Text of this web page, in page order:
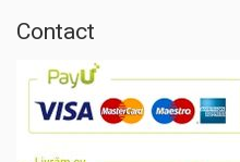
Contact